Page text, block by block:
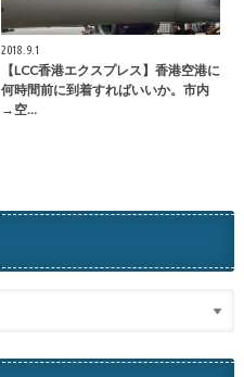
2018.9.1
【LCC香港エクスプレス】香港空港に
何時間前に到着すればいいか。市内
→空…